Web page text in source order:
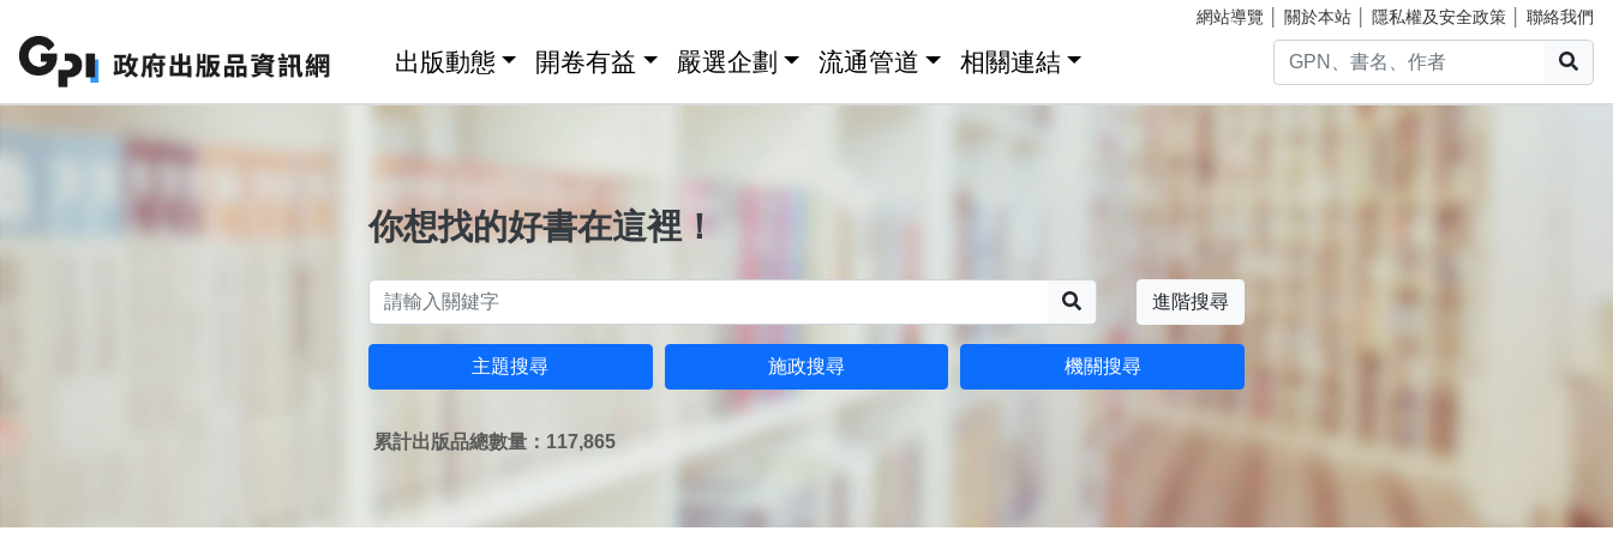
網站導覽 關於本站 隱私權及安全政策 聯絡我們
出版動態 開卷有益 嚴選企劃 流通管道 相關連結
你想找的好書在這裡！
進階搜尋
主題搜尋 施政搜尋 機關搜尋
累計出版品總數量：117,865